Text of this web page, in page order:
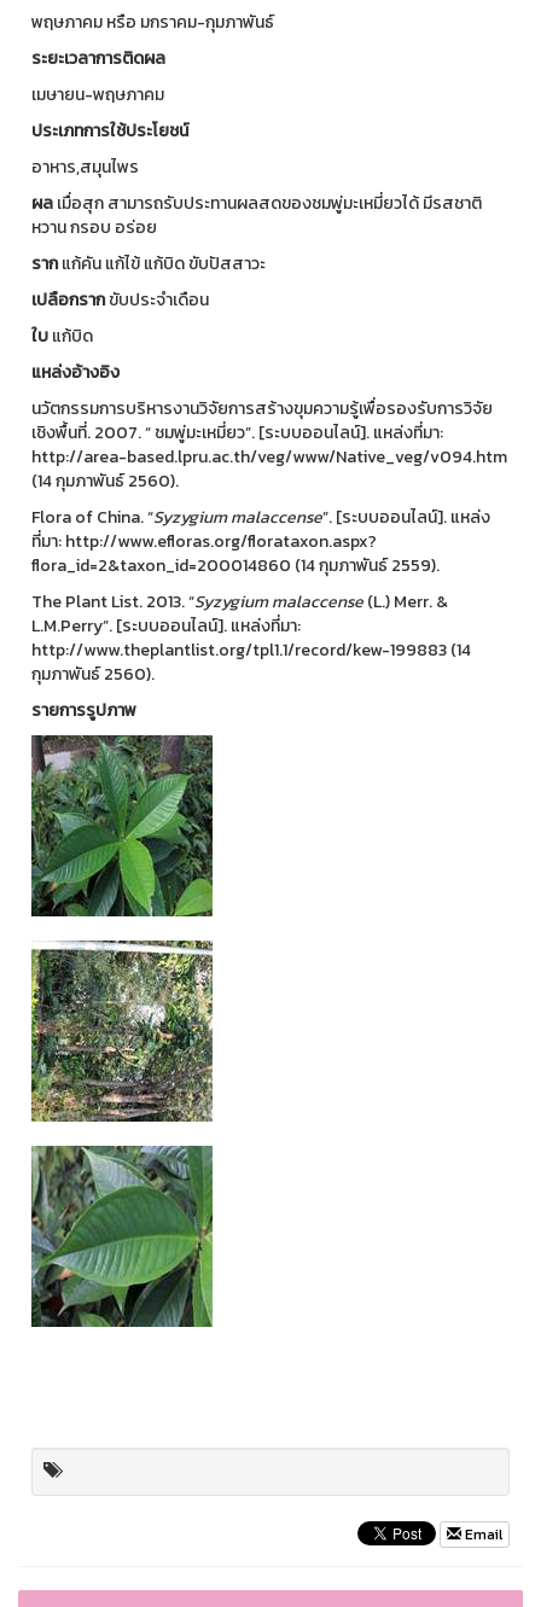
พฤษภาคม หรือ มกราคม-กุมภาพันธ์
ระยะเวลาการติดผล
เมษายน-พฤษภาคม
ประเภทการใช้ประโยชน์
อาหาร,สมุนไพร
ผลเมื่อสุก สามารถรับประทานผลสดของชมพู่มะเหมี่ยวได้ มีรสชาติ
หวาน กรอบ อร่อย
รากแก้คัน แก้ไข้ แก้บิด ขับปัสสาวะ
เปลือกรากขับประจำเดือน
ใบแก้บิด
แหล่งอ้างอิง
นวัตกรรมการบริหารงานวิจัยการสร้างขุมความรู้เพื่อรองรับการวิจัย
เชิงพื้นที่. 2007. “ ชมพู่มะเหมี่ยว”. [ระบบออนไลน์]. แหล่งที่มา:
http://area-based.lpru.ac.th/veg/www/Native_veg/v094.htm
(14 กุมภาพันธ์ 2560).
Flora of China. “Syzygium malaccense”. [ระบบออนไลน์]. แหล่ง
ที่มา: http://www.efloras.org/florataxon.aspx?
flora_id=2&taxon_id=200014860 (14 กุมภาพันธ์ 2559).
The Plant List. 2013. “Syzygiummalaccense(L.) Merr. &
L.M.Perry”. [ระบบออนไลน์]. แหล่งที่มา:
http://www.theplantlist.org/tpl1.1/record/kew-199883 (14
กุมภาพันธ์ 2560).
รายการรูปภาพ
Email